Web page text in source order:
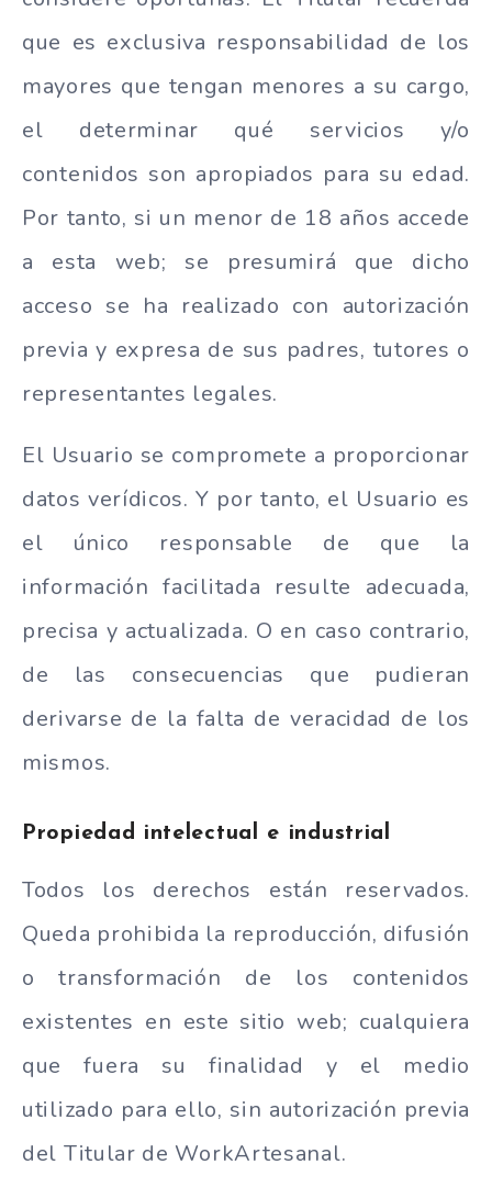
que es exclusiva responsabilidad de los
mayores que tengan menores a su cargo,
el determinar qué servicios y/o
contenidos son apropiados para su edad.
Por tanto, si un menor de 18 años accede
a esta web; se presumirá que dicho
acceso se ha realizado con autorización
previa y expresa de sus padres, tutores o
representantes legales.
El Usuario se compromete a proporcionar
datos verídicos. Y por tanto, el Usuario es
el único responsable de que la
información facilitada resulte adecuada,
precisa y actualizada. O en caso contrario,
de las consecuencias que pudieran
derivarse de la falta de veracidad de los
mismos.
Propiedad intelectual e industrial
Todos los derechos están reservados.
Queda prohibida la reproducción, difusión
o transformación de los contenidos
existentes en este sitio web; cualquiera
que fuera su finalidad y el medio
utilizado para ello, sin autorización previa
del Titular de WorkArtesanal.